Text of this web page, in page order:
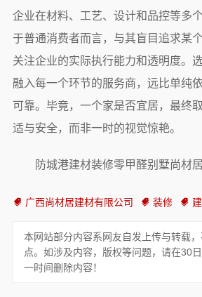
企业在材料、工艺、设计和品控等多
于普通消费者而言，与其盲目追求某
关注企业的实际执行能力和透明度。
融入每一个环节的服务商，远比单纯
可靠。毕竟，一个家是否宜居，最终
适与安全，而非一时的视觉惊艳。
防城港建材装修零甲醛别墅尚材
广西尚材居建材有限公司 装修
本网站部分内容系网友自发上传与转载
点。如涉及内容，版权等问题，请在30
一时间删除内容！